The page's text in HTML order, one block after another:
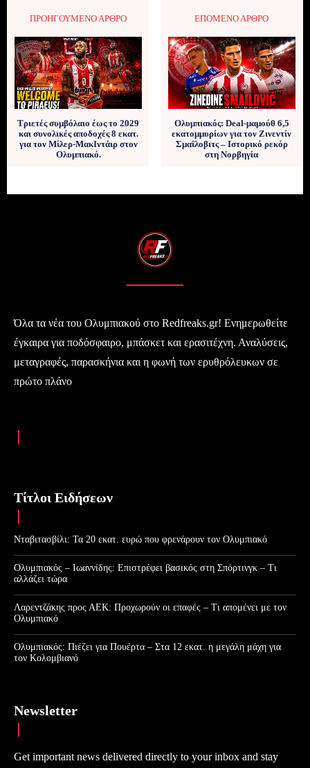
ΠΡΟΗΓΟΎΜΕΝΟ ΆΡΘΡΟ
Τριετές συμβόλαιο έως το 2029
και συνολικές αποδοχές 8 εκατ.
για τον Μίλερ-ΜακΙντάιρ στον
Ολυμπιακό.
ΕΠΌΜΕΝΟ ΆΡΘΡΟ
Ολυμπιακός: Deal-μαμούθ 6,5
εκατομμυρίων για τον Ζινεντίν
Σμαΐλοβιτς – Ιστορικό ρεκόρ
στη Νορβηγία
Όλα τα νέα του Ολυμπιακού στο Redfreaks.gr! Ενημερωθείτε
έγκαιρα για ποδόσφαιρο, μπάσκετ και ερασιτέχνη. Αναλύσεις,
μεταγραφές, παρασκήνια και η φωνή των ερυθρόλευκων σε
πρώτο πλάνο
Τίτλοι Ειδήσεων
Νταβιτασβίλι: Τα 20 εκατ. ευρώ που φρενάρουν τον Ολυμπιακό
Ολυμπιακός – Ιωαννίδης: Επιστρέφει βασικός στη Σπόρτινγκ – Τι
αλλάζει τώρα
Λαρεντζάκης προς ΑΕΚ: Προχωρούν οι επαφές – Τι απομένει με τον
Ολυμπιακό
Ολυμπιακός: Πιέζει για Πουέρτα – Στα 12 εκατ. η μεγάλη μάχη για
τον Κολομβιανό
Newsletter
Get important news delivered directly to your inbox and stay